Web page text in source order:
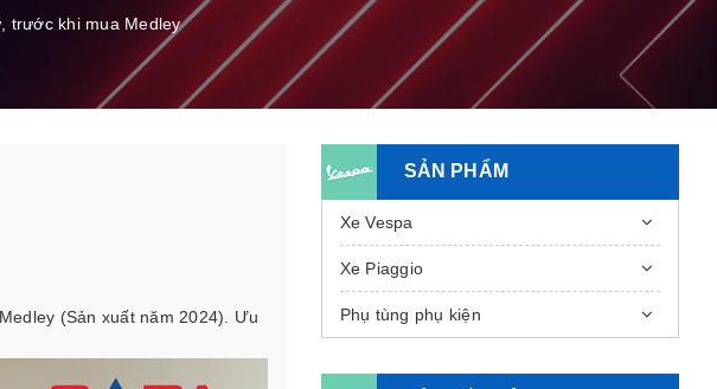
trước khi mua Medley
(Sản xuất năm 2024). Ưu
SẢN PHẨM
Xe Vespa
Xe Piaggio
Phụ tùng phụ kiện